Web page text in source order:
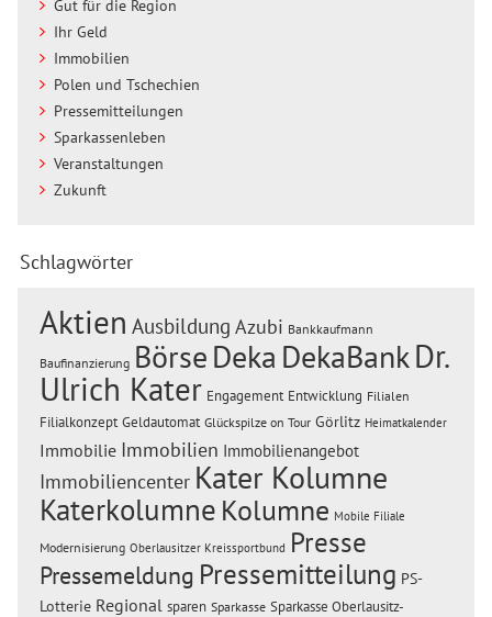
Gut für die Region
Ihr Geld
Immobilien
Polen und Tschechien
Pressemitteilungen
Sparkassenleben
Veranstaltungen
Zukunft
Schlagwörter
Aktien Ausbildung Azubi Bankkaufmann
Baufinanzierung BörseDeka DekaBankDr.
Ulrich Kater Engagement Entwicklung Filialen
Filialkonzept Geldautomat Glückspilze on Tour Görlitz Heimatkalender
Immobilie Immobilien Immobilienangebot
Immobiliencenter Kater Kolumne
Katerkolumne Kolumne Mobile Filiale
Modernisierung Oberlausitzer Kreissportbund Presse
Pressemeldung Pressemitteilung PS-
Lotterie Regional sparen Sparkasse Sparkasse Oberlausitz-